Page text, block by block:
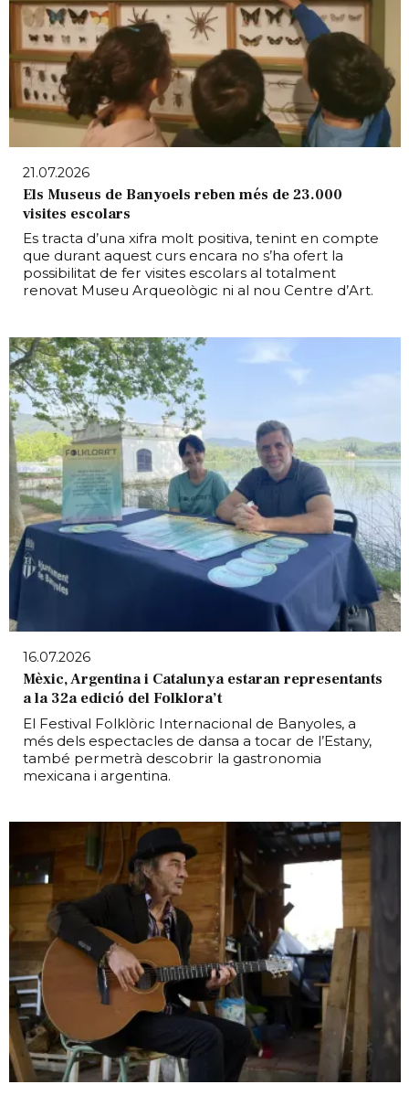
21.07.2026
Els Museus de Banyoels reben més de 23.000
visites escolars
Es tracta d’una xifra molt positiva, tenint en compte
que durant aquest curs encara no s’ha ofert la
possibilitat de fer visites escolars al totalment
renovat Museu Arqueològic ni al nou Centre d’Art.
16.07.2026
Mèxic, Argentina i Catalunya estaran representants
a la 32a edició del Folklora’t
El Festival Folklòric Internacional de Banyoles, a
més dels espectacles de dansa a tocar de l’Estany,
també permetrà descobrir la gastronomia
mexicana i argentina.